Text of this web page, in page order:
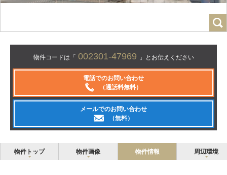
物件コードは「 002301-47969 」とお伝えください
電話でのお問い合わせ
（通話料無料）
メールでのお問い合わせ
（無料）
物件トップ 物件画像 物件情報 周辺環境